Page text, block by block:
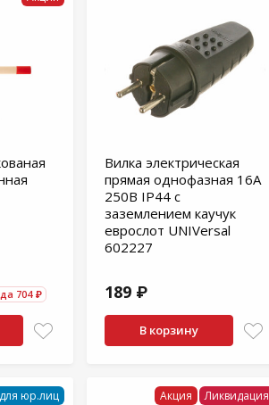
704 ₽
Вилка электрическая
прямая однофазная 16А
250В IP44 с
заземлением каучук
еврослот UNIVersal
602227
189 ₽
В корзину
юр.лиц Акция
Ликвидация